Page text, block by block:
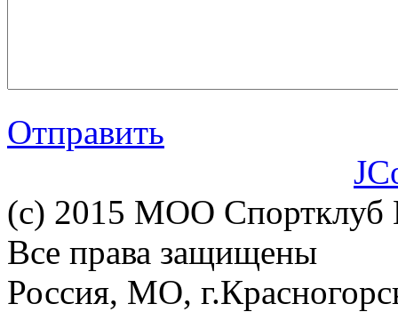
Отправить
(c) 2015 МОО
Все права защищены
Россия, МО,